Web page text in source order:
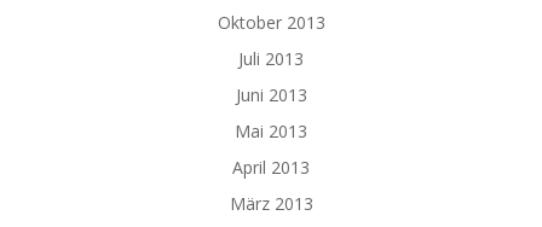
Oktober 2013
Juli 2013
Juni 2013
Mai 2013
April 2013
März 2013